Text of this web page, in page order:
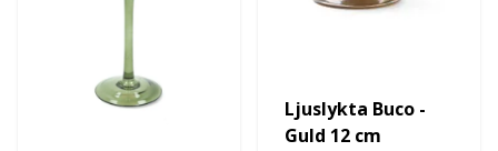
Ljuslykta Buco -
Guld 12 cm